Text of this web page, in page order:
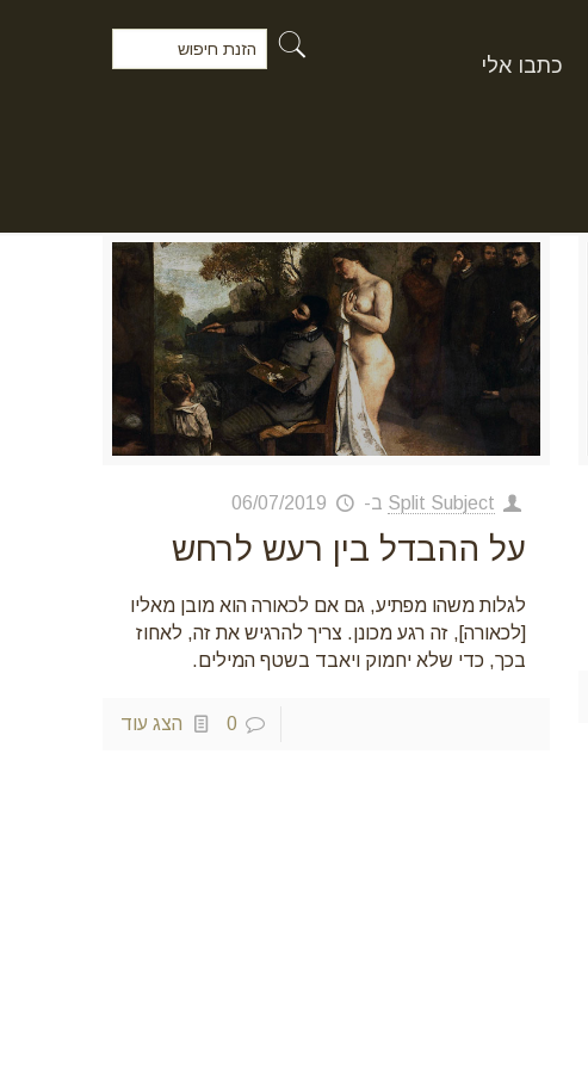
כתבו אלי
Split Subject ב- 06/07/2019
על ההבדל בין רעש לרחש
לגלות משהו מפתיע, גם אם לכאורה הוא מובן מאליו
[לכאורה], זה רגע מכונן. צריך להרגיש את זה, לאחוז
בכך, כדי שלא יחמוק ויאבד בשטף המילים.
0 הצג עוד